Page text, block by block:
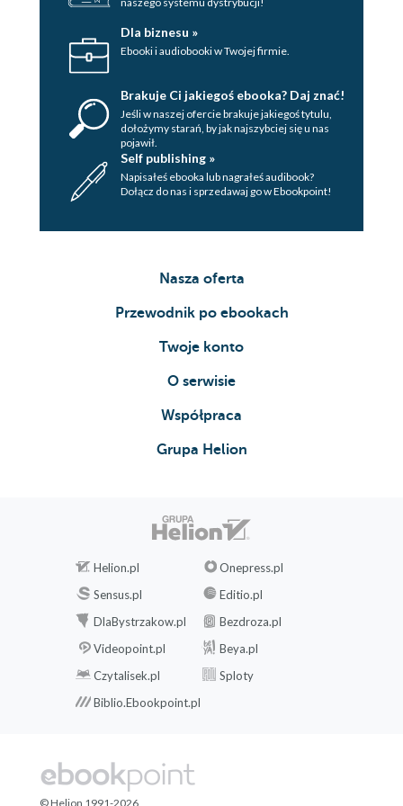
Dla biznesu »
Ebooki i audiobooki w Twojej firmie.
Brakuje Ci jakiegoś ebooka? Daj znać!
Jeśli w naszej ofercie brakuje jakiegoś tytulu,
dołożymy starań, by jak najszybciej się u nas
pojawił.
Self publishing »
Napisałeś ebooka lub nagrałeś audibook?
Dołącz do nas i sprzedawaj go w Ebookpoint!
Nasza oferta
Przewodnik po ebookach
Twoje konto
O serwisie
Współpraca
Grupa Helion
Helion.pl
Onepress.pl
Sensus.pl
Editio.pl
DlaBystrzakow.pl
Bezdroza.pl
Videopoint.pl
Beya.pl
Czytalisek.pl
Sploty
Biblio.Ebookpoint.pl
© Helion 1991-2026